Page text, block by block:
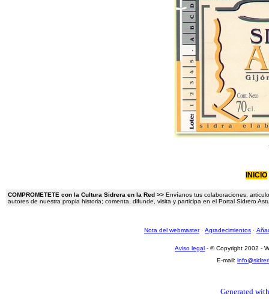
INICIO
COMPROMETETE con la Cultura Sidrera en la Red >> Envíanos tus colaboraciones,
autores de nuestra propia historia; comenta, difunde, visita y participa en el Portal Sidrero
Nota del webmaster· Agradecimientos ·
Aviso legal - © Copyright 2002 -
E-mail:
Generated